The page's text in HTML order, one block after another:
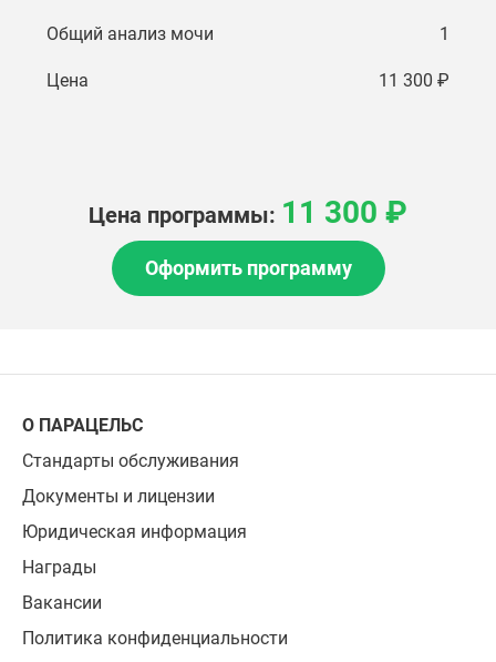
Общий анализ мочи 1
Цена 11 300 ₽
Цена программы: 11 300 ₽
Оформить программу
О ПАРАЦЕЛЬС
Стандарты обслуживания
Документы и лицензии
Юридическая информация
Награды
Вакансии
Политика конфиденциальности